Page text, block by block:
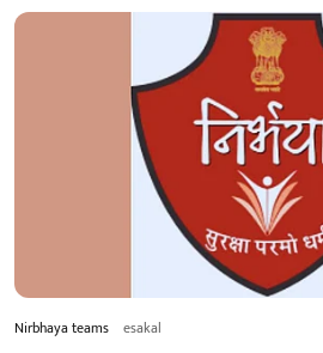
Nirbhaya teams esakal